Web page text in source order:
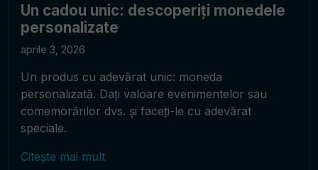
Un cadou unic: descoperiți monedele
personalizate
aprile 3, 2026
Un produs cu adevărat unic: moneda
personalizată. Dați valoare evenimentelor sau
comemorărilor dvs. și faceți-le cu adevărat
speciale.
Citește mai mult